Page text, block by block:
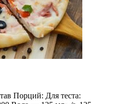
Порций: Для теста: